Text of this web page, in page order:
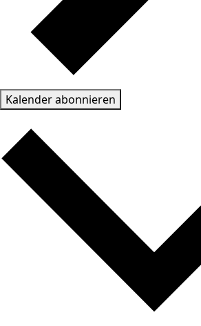
Kalender abonnieren